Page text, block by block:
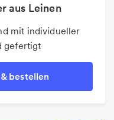
aus Leinen
mit individueller
gefertigt
bestellen